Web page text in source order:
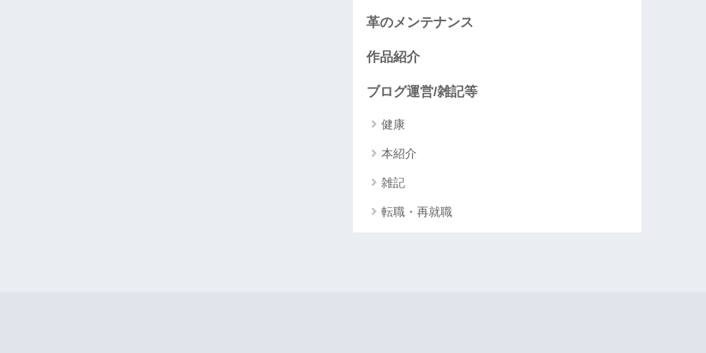
革のメンテナンス
作品紹介
ブログ運営/雑記等
健康
本紹介
雑記
転職・再就職